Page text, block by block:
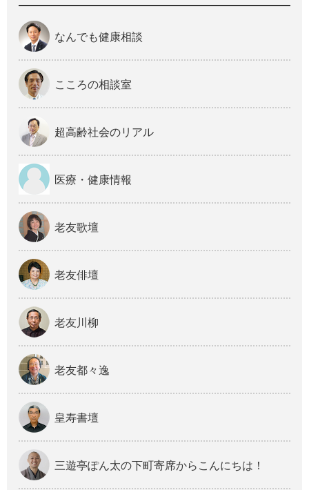
なんでも健康相談
こころの相談室
超高齢社会のリアル
医療・健康情報
老友歌壇
老友俳壇
老友川柳
老友都々逸
皇寿書壇
三遊亭ぽん太の下町寄席からこんにちは！